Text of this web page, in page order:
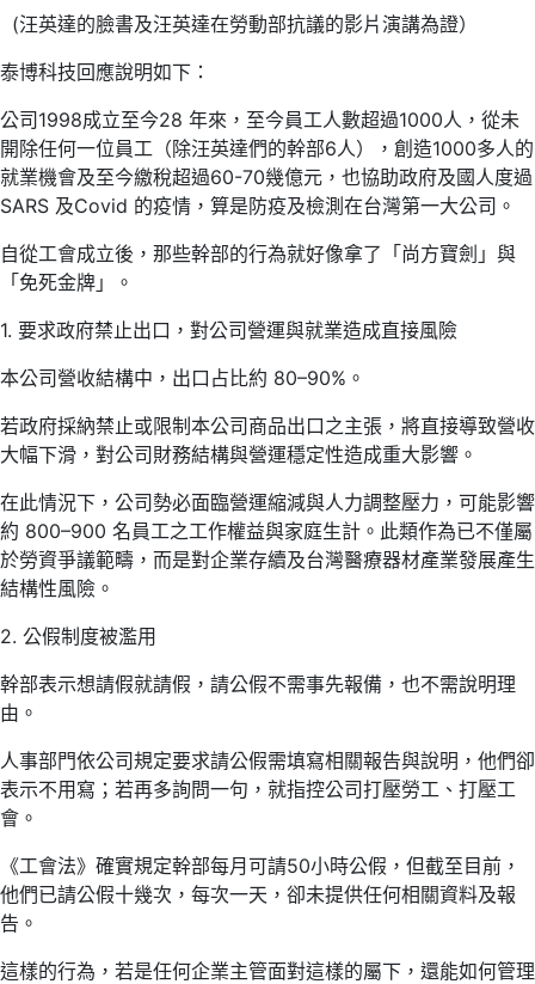
(汪英達的臉書及汪英達在勞動部抗議的影片演講為證）
泰博科技回應說明如下：
公司1998成立至今28 年來，至今員工人數超過1000人，從未
開除任何一位員工（除汪英達們的幹部6人），創造1000多人的
就業機會及至今繳稅超過60-70幾億元，也協助政府及國人度過
SARS 及Covid 的疫情，算是防疫及檢測在台灣第一大公司。
自從工會成立後，那些幹部的行為就好像拿了「尚方寶劍」與
「免死金牌」。
1. 要求政府禁止出口，對公司營運與就業造成直接風險
本公司營收結構中，出口占比約 80–90%。
若政府採納禁止或限制本公司商品出口之主張，將直接導致營收
大幅下滑，對公司財務結構與營運穩定性造成重大影響。
在此情況下，公司勢必面臨營運縮減與人力調整壓力，可能影響
約 800–900 名員工之工作權益與家庭生計。此類作為已不僅屬
於勞資爭議範疇，而是對企業存續及台灣醫療器材產業發展產生
結構性風險。
2. 公假制度被濫用
幹部表示想請假就請假，請公假不需事先報備，也不需說明理
由。
人事部門依公司規定要求請公假需填寫相關報告與說明，他們卻
表示不用寫；若再多詢問一句，就指控公司打壓勞工、打壓工
會。
《工會法》確實規定幹部每月可請50小時公假，但截至目前，
他們已請公假十幾次，每次一天，卻未提供任何相關資料及報
告。
這樣的行為，若是任何企業主管面對這樣的屬下，還能如何管理